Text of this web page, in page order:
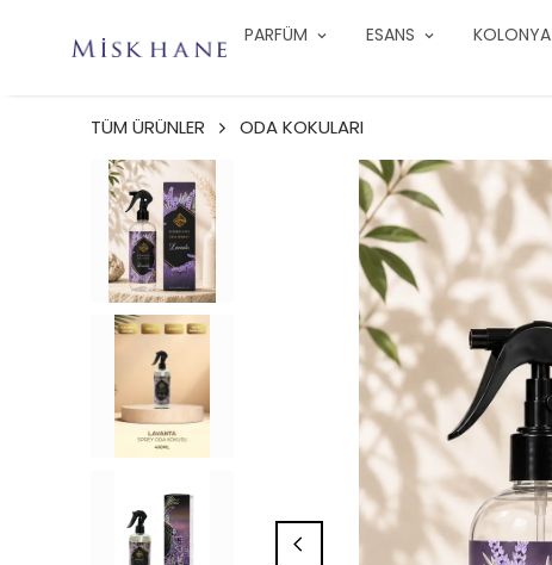
PARFÜM ESANS KOLONYA
TÜM ÜRÜNLER ODA KOKULARI